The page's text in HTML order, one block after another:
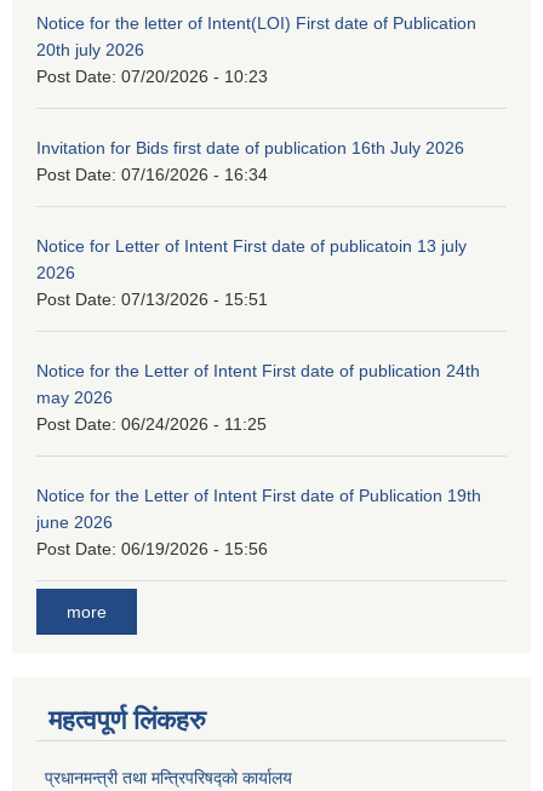
Notice for the letter of Intent(LOI) First date of Publication
20th july 2026
Post Date: 07/20/2026 - 10:23
Invitation for Bids first date of publication 16th July 2026
Post Date: 07/16/2026 - 16:34
Notice for Letter of Intent First date of publicatoin 13 july
2026
Post Date: 07/13/2026 - 15:51
Notice for the Letter of Intent First date of publication 24th
may 2026
Post Date: 06/24/2026 - 11:25
Notice for the Letter of Intent First date of Publication 19th
june 2026
Post Date: 06/19/2026 - 15:56
more
महत्वपूर्ण लिंकहरु
प्रधानमन्त्री तथा मन्त्रिपरिषद्को कार्यालय